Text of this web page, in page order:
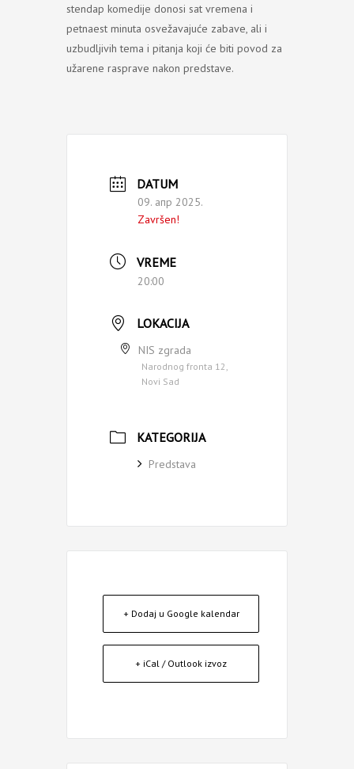
stendap komedije donosi sat vremena i
petnaest minuta osvežavajuće zabave, ali i
uzbudljivih tema i pitanja koji će biti povod za
užarene rasprave nakon predstave.
DATUM
09. апр 2025.
Završen!
VREME
20:00
LOKACIJA
NIS zgrada
Narodnog fronta 12,
Novi Sad
KATEGORIJA
Predstava
+ Dodaj u Google kalendar
+ iCal / Outlook izvoz